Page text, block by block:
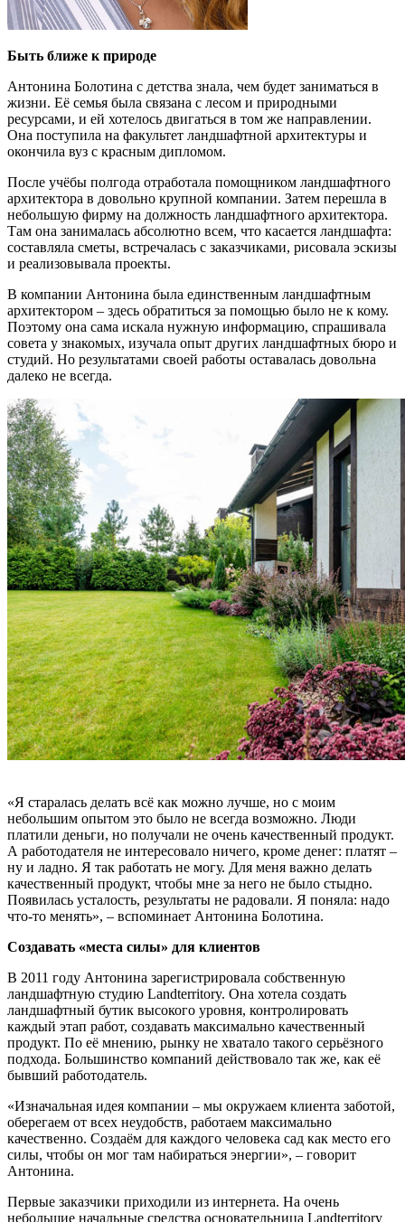
Быть ближе к природе
Антонина Болотина с детства знала, чем будет заниматься в
жизни. Её семья была связана с лесом и природными
ресурсами, и ей хотелось двигаться в том же направлении.
Она поступила на факультет ландшафтной архитектуры и
окончила вуз с красным дипломом.
После учёбы полгода отработала помощником ландшафтного
архитектора в довольно крупной компании. Затем перешла в
небольшую фирму на должность ландшафтного архитектора.
Там она занималась абсолютно всем, что касается ландшафта:
составляла сметы, встречалась с заказчиками, рисовала эскизы
и реализовывала проекты.
В компании Антонина была единственным ландшафтным
архитектором – здесь обратиться за помощью было не к кому.
Поэтому она сама искала нужную информацию, спрашивала
совета у знакомых, изучала опыт других ландшафтных бюро и
студий. Но результатами своей работы оставалась довольна
далеко не всегда.
«Я старалась делать всё как можно лучше, но с моим
небольшим опытом это было не всегда возможно. Люди
платили деньги, но получали не очень качественный продукт.
А работодателя не интересовало ничего, кроме денег: платят –
ну и ладно. Я так работать не могу. Для меня важно делать
качественный продукт, чтобы мне за него не было стыдно.
Появилась усталость, результаты не радовали. Я поняла: надо
что-то менять», – вспоминает Антонина Болотина.
Создавать «места силы» для клиентов
В 2011 году Антонина зарегистрировала собственную
ландшафтную студию Landterritory. Она хотела создать
ландшафтный бутик высокого уровня, контролировать
каждый этап работ, создавать максимально качественный
продукт. По её мнению, рынку не хватало такого серьёзного
подхода. Большинство компаний действовало так же, как её
бывший работодатель.
«Изначальная идея компании – мы окружаем клиента заботой,
оберегаем от всех неудобств, работаем максимально
качественно. Создаём для каждого человека сад как место его
силы, чтобы он мог там набираться энергии», – говорит
Антонина.
Первые заказчики приходили из интернета. На очень
небольшие начальные средства основательница Landterritory